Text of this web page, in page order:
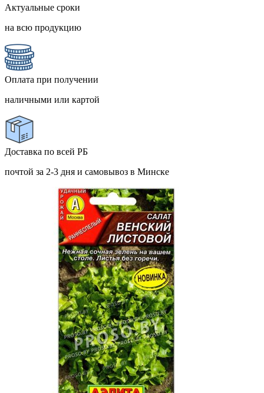
Актуальные сроки
на всю продукцию
Оплата при получении
наличными или картой
Доставка по всей РБ
почтой за 2-3 дня и самовывоз в Минске